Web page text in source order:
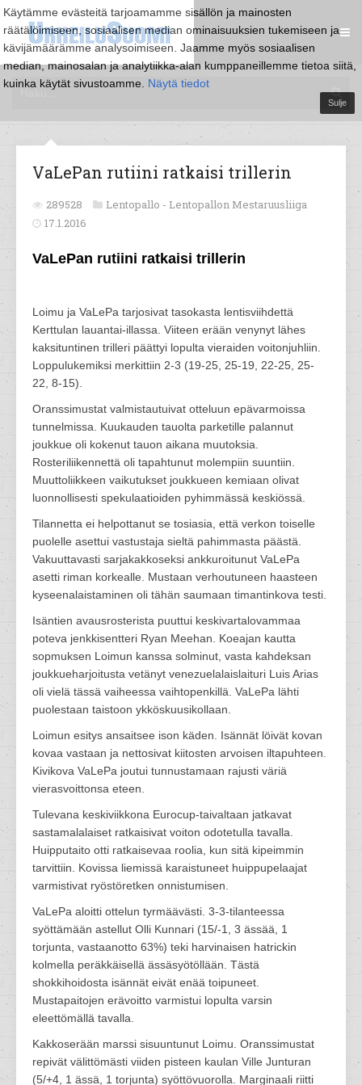
Käytämme evästeitä tarjoamamme sisällön ja mainosten
räätälöimiseen, sosiaalisen median ominaisuuksien tukemiseen ja
kävijämäärämme analysoimiseen. Jaamme myös sosiaalisen
median, mainosalan ja analytiikka-alan kumppaneillemme tietoa siitä,
kuinka käytät sivustoamme. Näytä tiedot
Sulje
VaLePan rutiini ratkaisi trillerin
289528 Lentopallo - Lentopallon Mestaruusliiga
17.1.2016
VaLePan rutiini ratkaisi trillerin
Loimu ja VaLePa tarjosivat tasokasta lentisviihdettä
Kerttulan lauantai-illassa. Viiteen erään venynyt lähes
kaksituntinen trilleri päättyi lopulta vieraiden voitonjuhliin.
Loppulukemiksi merkittiin 2-3 (19-25, 25-19, 22-25, 25-
22, 8-15).
Oranssimustat valmistautuivat otteluun epävarmoissa
tunnelmissa. Kuukauden tauolta parketille palannut
joukkue oli kokenut tauon aikana muutoksia.
Rosteriliikennettä oli tapahtunut molempiin suuntiin.
Muuttoliikkeen vaikutukset joukkueen kemiaan olivat
luonnollisesti spekulaatioiden pyhimmässä keskiössä.
Tilannetta ei helpottanut se tosiasia, että verkon toiselle
puolelle asettui vastustaja sieltä pahimmasta päästä.
Vakuuttavasti sarjakakkoseksi ankkuroitunut VaLePa
asetti riman korkealle. Mustaan verhoutuneen haasteen
kyseenalaistaminen oli tähän saumaan timantinkova testi.
Isäntien avausrosterista puuttui keskivartalovammaa
poteva jenkkisentteri Ryan Meehan. Koeajan kautta
sopmuksen Loimun kanssa solminut, vasta kahdeksan
joukkueharjoitusta vetänyt venezuelalaislaituri Luis Arias
oli vielä tässä vaiheessa vaihtopenkillä. VaLePa lähti
puolestaan taistoon ykköskuusikollaan.
Loimun esitys ansaitsee ison käden. Isännät löivät kovan
kovaa vastaan ja nettosivat kiitosten arvoisen iltapuhteen.
Kivikova VaLePa joutui tunnustamaan rajusti väriä
vierasvoittonsa eteen.
Tulevana keskiviikkona Eurocup-taivaltaan jatkavat
sastamalalaiset ratkaisivat voiton odotetulla tavalla.
Huipputaito otti ratkaisevaa roolia, kun sitä kipeimmin
tarvittiin. Kovissa liemissä karaistuneet huippupelaajat
varmistivat ryöstöretken onnistumisen.
VaLePa aloitti ottelun tyrmäävästi. 3-3-tilanteessa
syöttämään astellut Olli Kunnari (15/-1, 3 ässää, 1
torjunta, vastaanotto 63%) teki harvinaisen hatrickin
kolmella peräkkäisellä ässäsyötöllään. Tästä
shokkihoidosta isännät eivät enää toipuneet.
Mustapaitojen erävoitto varmistui lopulta varsin
eleettömällä tavalla.
Kakkoserään marssi sisuuntunut Loimu. Oranssimustat
repivät välittömästi viiden pisteen kaulan Ville Junturan
(5/+4, 1 ässä, 1 torjunta) syöttövuorolla. Marginaali riitti